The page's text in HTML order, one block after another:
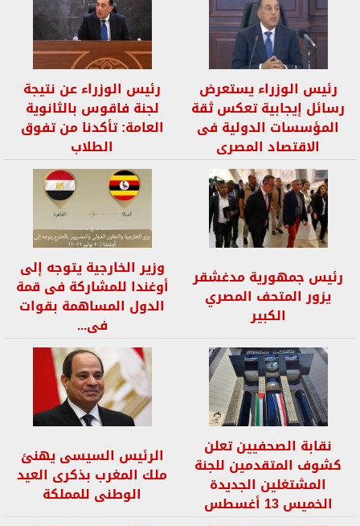
رئيس الوزراء يستعرض
رسائل إيجابية تعكس ثقة
المؤسسات الدولية فى
الاقتصاد المصرى
رئيس الوزراء عن نتيجة
لجنة فاقوس بالثانوية
العامة: تأكدنا من تفوق
الطلاب
رئيس جمهورية مدغشقر
يزور المتحف المصري
الكبير
وزير الخارجية يتوجه إلى
أوغندا للمشاركة فى قمة
الدول المساهمة بقوات
فى...
نقابة الصحفيين تعلن
كشوف المتقدمين للجنة
المشتغلين الجديدة
الخميس 13 أغسطس
الرئيس السيسى يهنئ
ملك المغرب بذكرى العيد
الوطنى للمملكة